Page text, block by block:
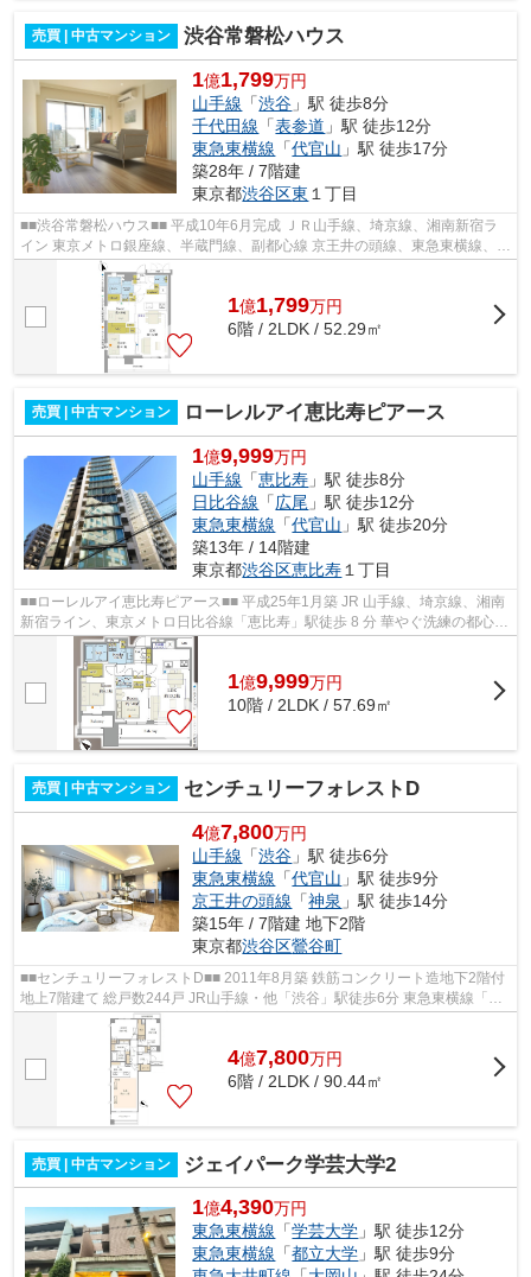
売買 | 中古マンション 渋谷常磐松ハウス
1億1,799万円
山手線 「渋谷 」駅 徒歩8分
千代田線 「表参道 」駅 徒歩12分
東急東横線 「代官山 」駅 徒歩17分
築28年 / 7階建
東京都渋谷区東 １丁目
■■渋谷常磐松ハウス■■ 平成10年6月完成 ＪＲ山手線、埼京線、湘南新宿ラ
イン 東京メトロ銀座線、半蔵門線、副都心線 京王井の頭線、東急東横線、田
園都市線・・・「渋谷」駅徒歩 8 ...
1億1,799万円
6階 / 2LDK / 52.29㎡
売買 | 中古マンション ローレルアイ恵比寿ピアース
1億9,999万円
山手線 「恵比寿 」駅 徒歩8分
日比谷線 「広尾 」駅 徒歩12分
東急東横線 「代官山 」駅 徒歩20分
築13年 / 14階建
東京都渋谷区恵比寿 １丁目
■■ローレルアイ恵比寿ピアース■■ 平成25年1月築 JR 山手線、埼京線、湘南
新宿ライン、東京メトロ日比谷線「恵比寿」駅徒歩 8 分 華やぐ洗練の都心
『恵比寿』 『渋谷』『代官山』『...
1億9,999万円
10階 / 2LDK / 57.69㎡
売買 | 中古マンション センチュリーフォレストD
4億7,800万円
山手線 「渋谷 」駅 徒歩6分
東急東横線 「代官山 」駅 徒歩9分
京王井の頭線 「神泉 」駅 徒歩14分
築15年 / 7階建 地下2階
東京都渋谷区鶯谷町
■■センチュリーフォレストD■■ 2011年8月築 鉄筋コンクリート造地下2階付
地上7階建て 総戸数244戸 JR山手線・他「渋谷」駅徒歩6分 東急東横線「代
官山」駅徒歩9分 オートロック 宅配...
4億7,800万円
6階 / 2LDK / 90.44㎡
売買 | 中古マンション ジェイパーク学芸大学2
1億4,390万円
東急東横線 「学芸大学 」駅 徒歩12分
東急東横線 「都立大学 」駅 徒歩9分